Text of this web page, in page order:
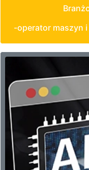
-operator maszyn